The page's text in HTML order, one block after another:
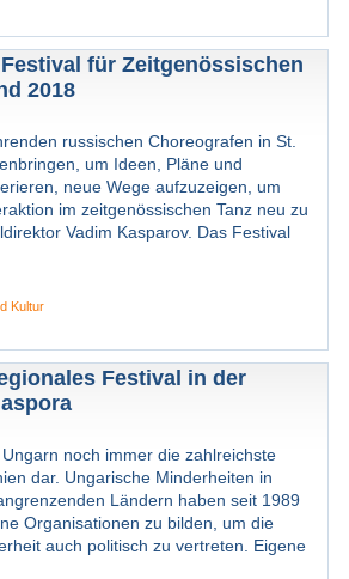
für Zeitgenössischen
2018
russischen Choreografen in St.
um Ideen, Pläne und
neue Wege aufzuzeigen, um
im zeitgenössischen Tanz neu zu
Vadim Kasparov. Das Festival
Kultur
Festival in der
noch immer die zahlreichste
dar. Ungarische Minderheiten in
Ländern haben seit 1989
Organisationen zu bilden, um die
auch politisch zu vertreten. Eigene